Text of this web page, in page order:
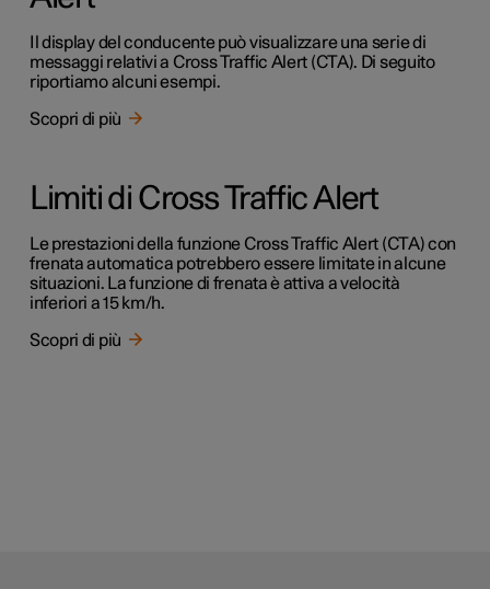
Il display del conducente può visualizzare una serie di
messaggi relativi a Cross Traffic Alert (CTA). Di seguito
riportiamo alcuni esempi.
Scopri di più
Limiti di Cross Traffic Alert
Le prestazioni della funzione Cross Traffic Alert (CTA) con
frenata automatica potrebbero essere limitate in alcune
situazioni. La funzione di frenata è attiva a velocità
inferiori a 15 km/h.
Scopri di più